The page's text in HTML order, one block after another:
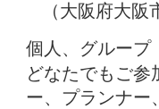
（大阪府大阪
個人、グループ
どなたでもご参
ー、プランナー